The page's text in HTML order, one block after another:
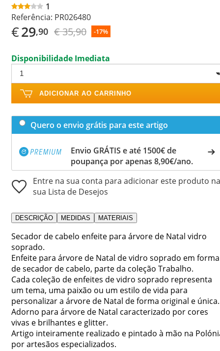
1
Referência: PR026480
€29,90 € 35,90 -17%
Disponibilidade Imediata
ADICIONAR AO CARRINHO
Quero o envio grátis para este artigo
Envio GRÁTIS e até 1500€ de
poupança por apenas 8,90€/ano.
Entre na sua conta para adicionar este produto na
sua Lista de Desejos
DESCRIÇÃO MEDIDAS MATERIAIS
Secador de cabelo enfeite para árvore de Natal vidro
soprado.
Enfeite para árvore de Natal de vidro soprado em forma
de secador de cabelo, parte da coleção Trabalho.
Cada coleção de enfeites de vidro soprado representa
um tema, uma paixão ou um estilo de vida para
personalizar a árvore de Natal de forma original e única.
Adorno para árvore de Natal caracterizado por cores
vivas e brilhantes e glitter.
Artigo inteiramente realizado e pintado à mão na
por artesãos especializados.